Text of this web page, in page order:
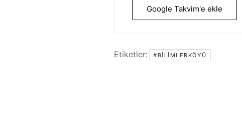
Google Takvim'e ekle
Etiketler: #BILIMLERKÖYÜ